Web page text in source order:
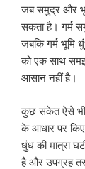
जब समुद्र और
सकता है। गर्म
जबकि गर्म भूमि
को एक साथ
आसान नहीं है।
कुछ संकेत ऐसे भी
के आधार पर किए
धुंध की मात्रा
है और उपग्रह